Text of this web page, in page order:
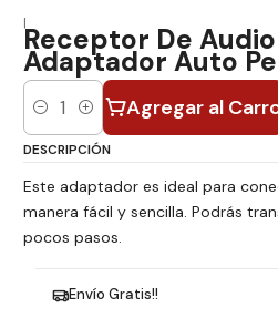
|Receptor De
Adaptador Auto
Cantidad Agregar al
DESCRIPCIÓN
Este adaptador es ideal para
manera fácil y sencilla. Podrás
pocos pasos.
Envío Gratis!!